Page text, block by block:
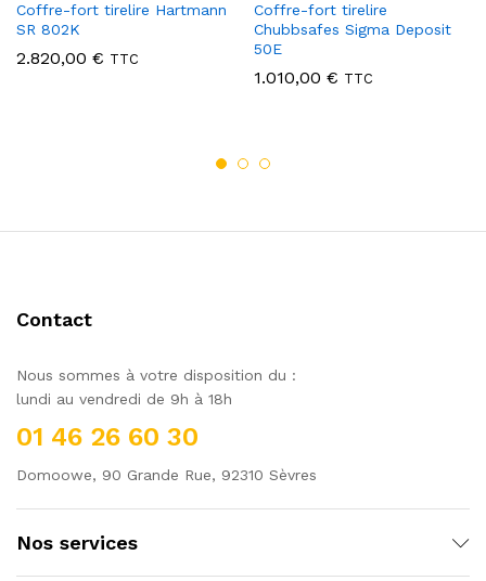
Coffre-fort tirelire Hartmann
SR 802K
2.820,00 € TTC
Coffre-fort tirelire
Chubbsafes Sigma Deposit
50E
1.010,00 € TTC
Contact
Nous sommes à votre disposition du :
lundi au vendredi de 9h à 18h
01 46 26 60 30
Domoowe, 90 Grande Rue, 92310 Sèvres
Nos services